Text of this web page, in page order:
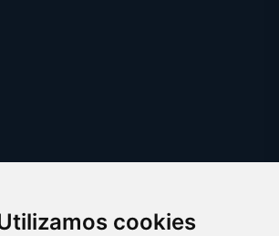
cookies